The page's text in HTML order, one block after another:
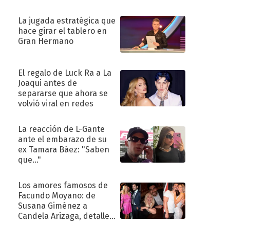
La jugada estratégica que
hace girar el tablero en
Gran Hermano
El regalo de Luck Ra a La
Joaqui antes de
separarse que ahora se
volvió viral en redes
La reacción de L-Gante
ante el embarazo de su
ex Tamara Báez: "Saben
que..."
Los amores famosos de
Facundo Moyano: de
Susana Giménez a
Candela Arizaga, detalles